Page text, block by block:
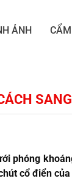
ẢNH
phóng
cổ điển